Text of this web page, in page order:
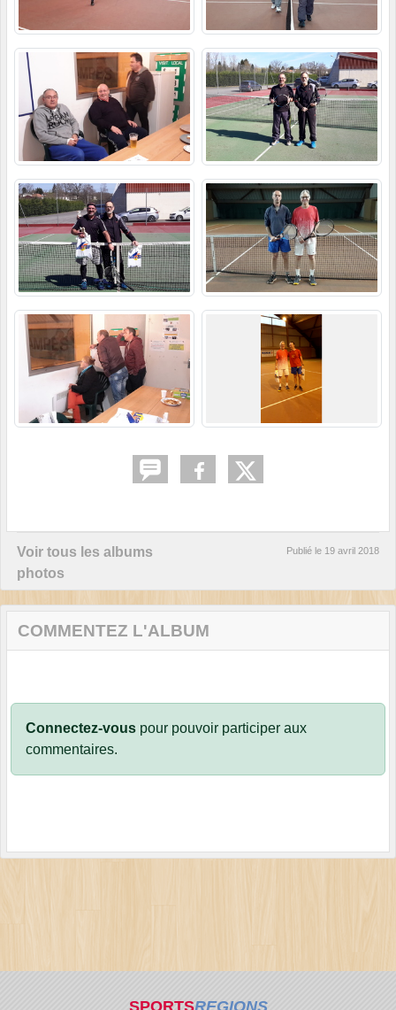
Voir tous les albums
photos
Publié le 19 avril 2018
COMMENTEZ L'ALBUM
Connectez-vous pour pouvoir participer aux
commentaires.
SPORTSREGIONS